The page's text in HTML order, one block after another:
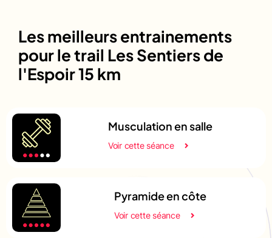
Les meilleurs entrainements
pour le trail Les Sentiers de
l'Espoir 15 km
Musculation en salle
Voir cette séance
Pyramide en côte
Voir cette séance